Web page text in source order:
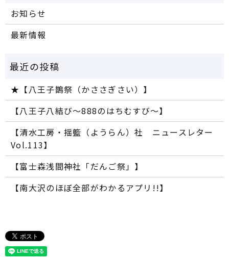
お知らせ
最新情報
★【八王子鵲祭（かささぎさい）】
【八王子八結び～888のはちむすび～】
【清水工房・揺籃（ようらん）社 ニュースレター
Vol.113】
【富士森浅間神社「だんご祭」】
【南大沢のほぼ全部がわかるアプリ!!】